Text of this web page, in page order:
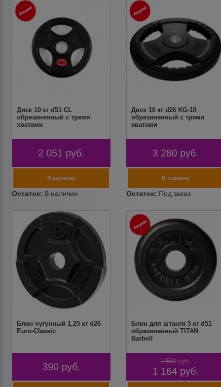
Диск 10 кг d51 CL
обрезиненный с тремя
хватами
2 051 руб.
Диск 10 кг d26 KG-10
обрезиненный с тремя
хватами
3 280 руб.
Блин чугунный 1,25 кг d26
Euro-Classic
390 руб.
Блин для штанги 5 кг d51
обрезиненный TITAN
Barbell
1 561 руб.
1 164 руб.